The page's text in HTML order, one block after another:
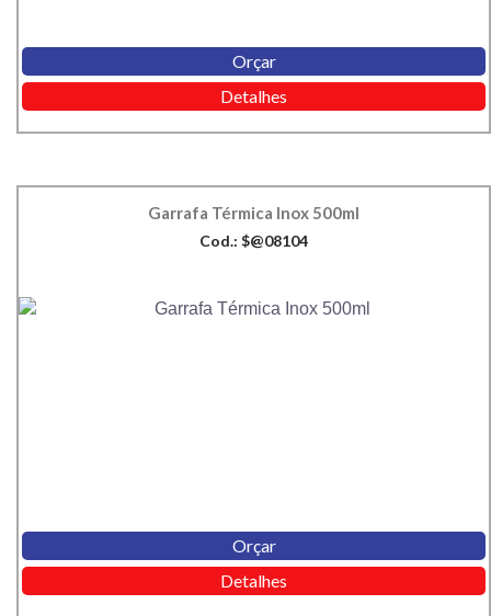
Orçar
Detalhes
Garrafa Térmica Inox 500ml
Cod.: $@08104
Orçar
Detalhes